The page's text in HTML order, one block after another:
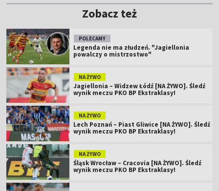
Zobacz też
POLECAMY
Legenda nie ma złudzeń. "Jagiellonia
powalczy o mistrzostwo"
NA ŻYWO
Jagiellonia – Widzew Łódź [NA ŻYWO]. Śledź
wynik meczu PKO BP Ekstraklasy!
NA ŻYWO
Lech Poznań – Piast Gliwice [NA ŻYWO]. Śledź
wynik meczu PKO BP Ekstraklasy!
NA ŻYWO
Śląsk Wrocław – Cracovia [NA ŻYWO]. Śledź
wynik meczu PKO BP Ekstraklasy!